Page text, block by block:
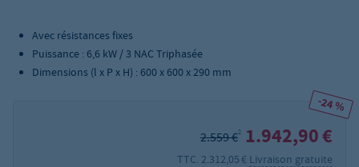
Avec résistances fixes
Puissance : 6,6 kW / 3 NAC Triphasée
Dimensions (l x P x H) : 600 x 600 x 290 mm
-24 %
2.559 €2 1.942,90 €
TTC. 2.312,05 € Livraison gratuite